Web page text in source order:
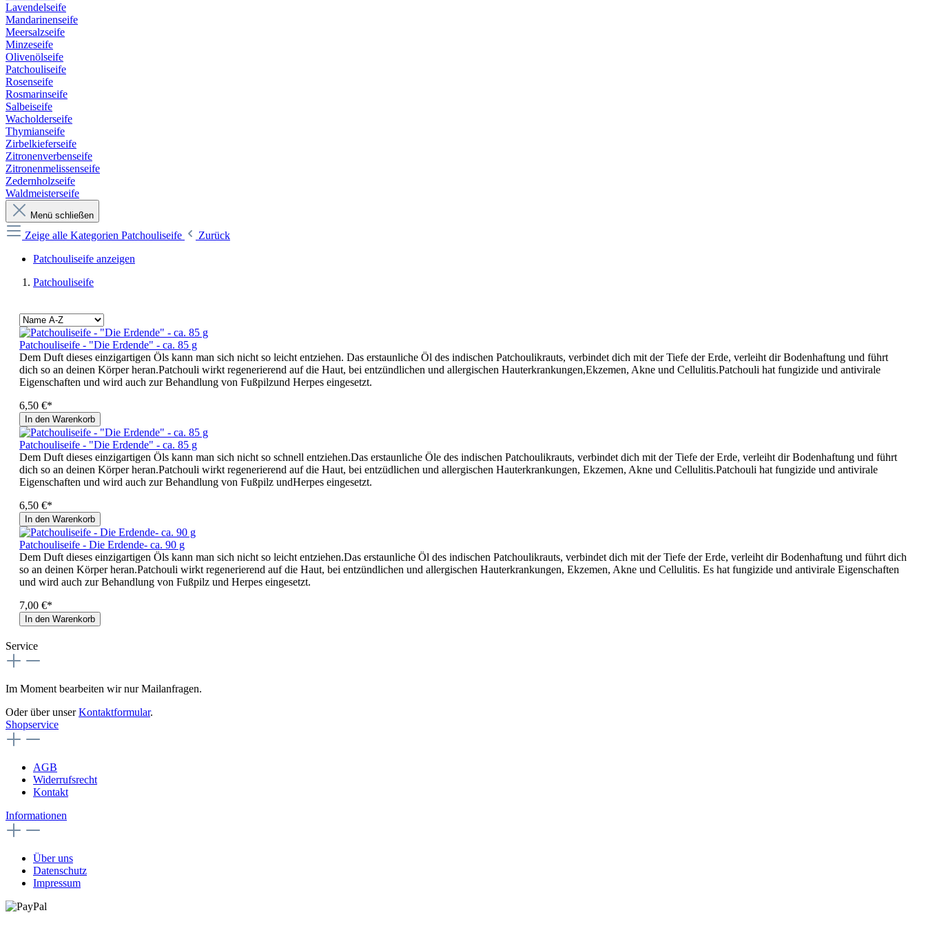
Lavendelseife
Mandarinenseife
Meersalzseife
Minzeseife
Olivenölseife
Patchouliseife
Rosenseife
Rosmarinseife
Salbeiseife
Wacholderseife
Thymianseife
Zirbelkieferseife
Zitronenverbenseife
Zitronenmelissenseife
Zedernholzseife
Waldmeisterseife
Menü schließen
Zeige alle Kategorien Patchouliseife
Zurück
Patchouliseife anzeigen
Patchouliseife
Patchouliseife - "Die Erdende" - ca. 85 g
Dem Duft dieses einzigartigen Öls kann man sich nicht so leicht entziehen. Das erstaunliche Öl des indischen Patchoulikrauts, verbindet dich mit der Tiefe der Erde, verleiht dir Bodenhaftung und führt
dich so an deinen Körper heran.Patchouli wirkt regenerierend auf die Haut, bei entzündlichen und allergischen Hauterkrankungen,Ekzemen, Akne und Cellulitis.Patchouli hat fungizide und antivirale
Eigenschaften und wird auch zur Behandlung von Fußpilzund Herpes eingesetzt.
6,50 €*
In den Warenkorb
Patchouliseife - "Die Erdende" - ca. 85 g
Dem Duft dieses einzigartigen Öls kann man sich nicht so schnell entziehen.Das erstaunliche Öle des indischen Patchoulikrauts, verbindet dich mit der Tiefe der Erde, verleiht dir Bodenhaftung und führt
dich so an deinen Körper heran.Patchouli wirkt regenerierend auf die Haut, bei entzüdlichen und allergischen Hauterkrankungen, Ekzemen, Akne und Cellulitis.Patchouli hat fungizide und antivirale
Eigenschaften und wird auch zur Behandlung von Fußpilz undHerpes eingesetzt.
6,50 €*
In den Warenkorb
Patchouliseife - Die Erdende- ca. 90 g
Dem Duft dieses einzigartigen Öls kann man sich nicht so leicht entziehen.Das erstaunliche Öl des indischen Patchoulikrauts, verbindet dich mit der Tiefe der Erde, verleiht dir Bodenhaftung und führt dich
so an deinen Körper heran.Patchouli wirkt regenerierend auf die Haut, bei entzündlichen und allergischen Hauterkrankungen, Ekzemen, Akne und Cellulitis. Es hat fungizide und antivirale Eigenschaften
und wird auch zur Behandlung von Fußpilz und Herpes eingesetzt.
7,00 €*
In den Warenkorb
Service
Im Moment bearbeiten wir nur Mailanfragen.
Oder über unserKontaktformular.
Shopservice
AGB
Widerrufsrecht
Kontakt
Informationen
Über uns
Datenschutz
Impressum